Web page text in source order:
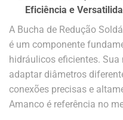
Eficiência e
A Bucha de Redução
é um componente
hidráulicos eficientes.
adaptar diâmetros
conexões precisas e
Amanco é referência no